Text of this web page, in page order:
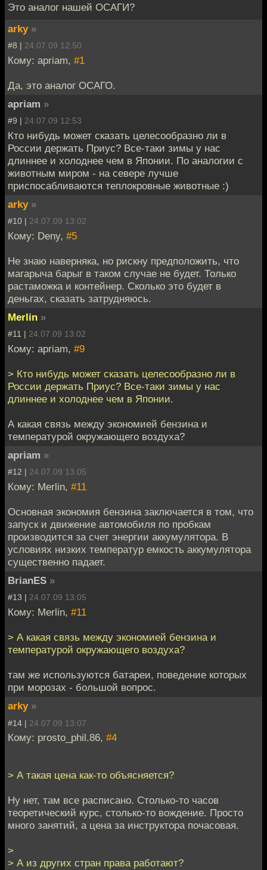
Это аналог нашей ОСАГИ?
arky »
#8 | 24.07.09 12:50
Кому: apriam, #1
Да, это аналог ОСАГО.
apriam »
#9 | 24.07.09 12:53
Кто нибудь может сказать целесообразно ли в
России держать Приус? Все-таки зимы у нас
длиннее и холоднее чем в Японии. По аналогии с
животным миром - на севере лучше
приспосабливаются теплокровные животные :)
arky »
#10 | 24.07.09 13:02
Кому: Deny, #5
Не знаю наверняка, но рискну предположить, что
магарыча барыг в таком случае не будет. Только
растаможка и контейнер. Сколько это будет в
деньгах, сказать затрудняюсь.
Merlin »
#11 | 24.07.09 13:02
Кому: apriam, #9
> Кто нибудь может сказать целесообразно ли в
России держать Приус? Все-таки зимы у нас
длиннее и холоднее чем в Японии.
А какая связь между экономией бензина и
температурой окружающего воздуха?
apriam »
#12 | 24.07.09 13:05
Кому: Merlin, #11
Основная экономия бензина заключается в том, что
запуск и движение автомобиля по пробкам
производится за счет энергии аккумулятора. В
условиях низких температур емкость аккумулятора
существенно падает.
BrianES »
#13 | 24.07.09 13:05
Кому: Merlin, #11
> А какая связь между экономией бензина и
температурой окружающего воздуха?
там же используются батареи, поведение которых
при морозах - большой вопрос.
arky »
#14 | 24.07.09 13:07
Кому: prosto_phil.86, #4
> А такая цена как-то объясняется?
Ну нет, там все расписано. Столько-то часов
теоретический курс, столько-то вождение. Просто
много занятий, а цена за инструктора почасовая.
>
> А из других стран права работают?